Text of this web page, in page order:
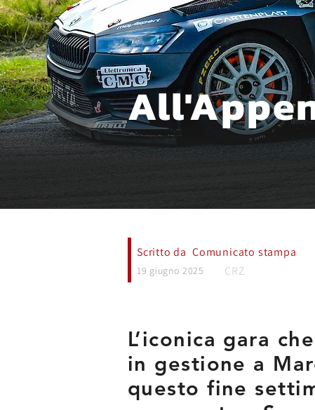
Scritto da Comunicato stampa
19 giugno 2025 CRZ
L’iconica gara
in gestione a
questo fine